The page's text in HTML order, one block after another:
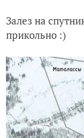
Залез на
прикольно :)